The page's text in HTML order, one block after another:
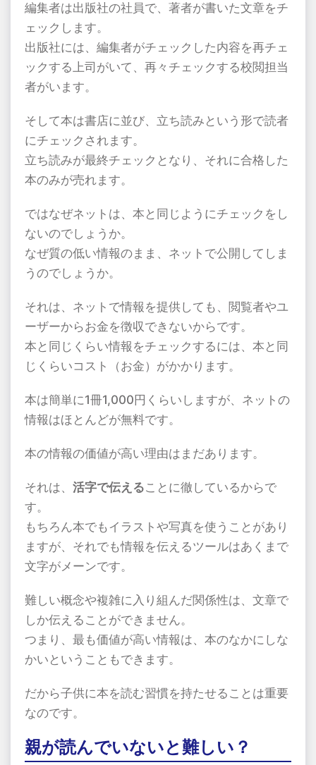
編集者は出版社の社員で、著者が書いた文章をチ
ェックします。
出版社には、編集者がチェックした内容を再チェ
ックする上司がいて、再々チェックする校閲担当
者がいます。
そして本は書店に並び、立ち読みという形で読者
にチェックされます。
立ち読みが最終チェックとなり、それに合格した
本のみが売れます。
ではなぜネットは、本と同じようにチェックをし
ないのでしょうか。
なぜ質の低い情報のまま、ネットで公開してしま
うのでしょうか。
それは、ネットで情報を提供しても、閲覧者やユ
ーザーからお金を徴収できないからです。
本と同じくらい情報をチェックするには、本と同
じくらいコスト（お金）がかかります。
本は簡単に1冊1,000 円くらいしますが、ネットの
情報はほとんどが無料です。
本の情報の価値が高い理由はまだあります。
それは、 活字で伝えることに徹しているからで
す。
もちろん本でもイラストや写真を使うことがあり
ますが、それでも情報を伝えるツールはあくまで
文字がメーンです。
難しい概念や複雑に入り組んだ関係性は、文章で
しか伝えることができません。
つまり、最も価値が高い情報は、本のなかにしな
かいということもできます。
だから子供に本を読む習慣を持たせることは重要
なのです。
親が読んでいないと難しい？